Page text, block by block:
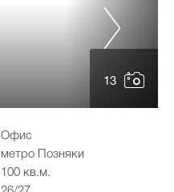
13
Офис
метро Позняки
100 кв.м.